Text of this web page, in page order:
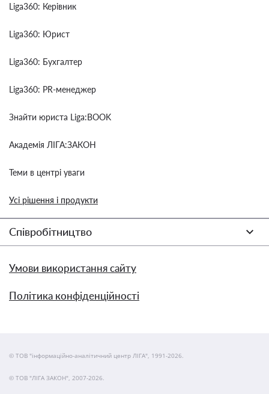
Liga360: Керівник
Liga360: Юрист
Liga360: Бухгалтер
Liga360: PR-менеджер
Знайти юриста Liga:BOOK
Академія ЛІГА:ЗАКОН
Теми в центрі уваги
Усі рішення і продукти
Співробітництво
Умови використання сайту
Політика конфіденційності
© ТОВ "інформаційно-аналітичний центр ЛІГА", 1991-2026.
© ТОВ "ЛІГА ЗАКОН", 2007-2026.